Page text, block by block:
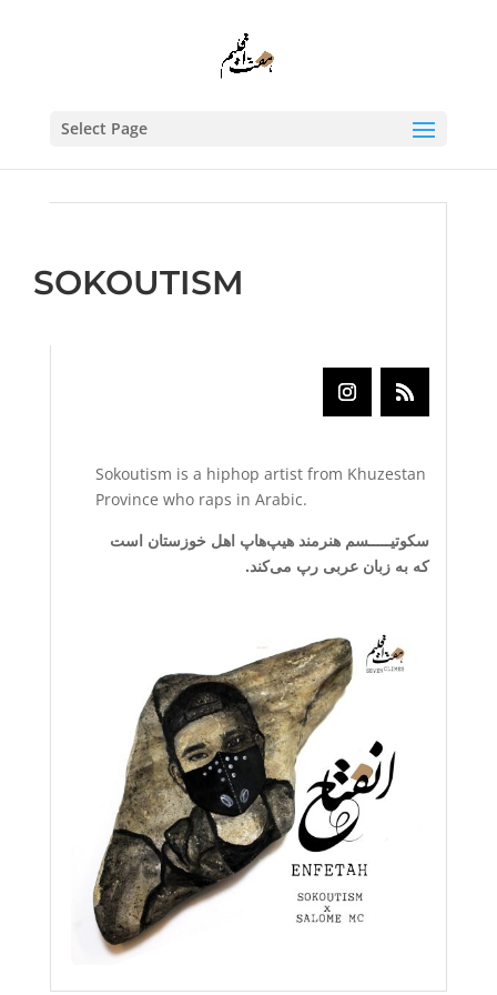
Select Page
SOKOUTISM
Sokoutism is a hiphop artist from Khuzestan
Province who raps in Arabic.
سکوتیـــــسم هنرمند هیپ‌هاپ اهل خوزستان است
که به زبان‌ عربی رپ می‌کند.